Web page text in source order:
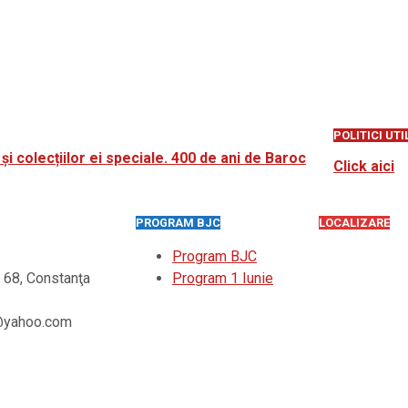
colecțiilor ei speciale. 400 de ani de Baroc
POLITICI
Click aici
68, Constanţa
PROGRAM BJC
Program BJC
Program 1 Iunie
LOCALIZARE